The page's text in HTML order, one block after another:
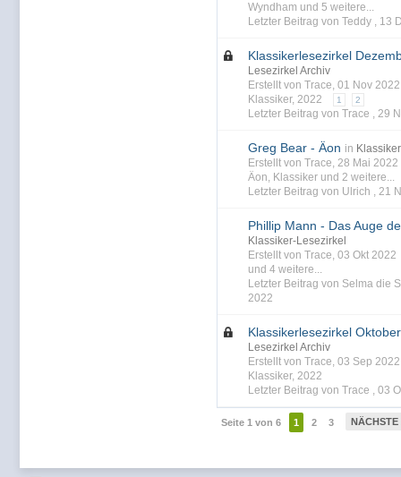
Wyndham und 5 weitere...
Letzter Beitrag von Teddy , 13
Klassikerlesezirkel
Lesezirkel Archiv
Erstellt von Trace, 01 Nov
Klassiker, 2022 1 2
Letzter Beitrag von Trace , 29
Greg Bear - Äon in
Erstellt von Trace, 28 Mai
Äon, Klassiker und 2 weitere...
Letzter Beitrag von Ulrich , 21
Phillip Mann - Das Auge
Klassiker-Lesezirkel
Erstellt von Trace, 03 Okt 2022
und 4 weitere...
Letzter Beitrag von Selma die
2022
Klassikerlesezirkel
Lesezirkel Archiv
Erstellt von Trace, 03 Sep
Klassiker, 2022
Letzter Beitrag von Trace , 03
Seite 1 von 6 1 2 3 NÄCHSTE